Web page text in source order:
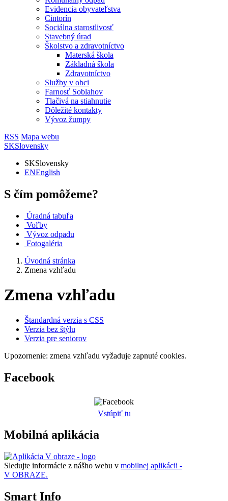
Evidencia obyvateľstva
Cintorín
Sociálna starostlivosť
Stavebný úrad
Školstvo a zdravotníctvo
Materská škola
Základná škola
Zdravotníctvo
Služby v obci
Farnosť Soblahov
Tlačivá na stiahnutie
Dôležité kontakty
Vývoz žumpy
RSS Mapa webu
SKSlovensky
SKSlovensky
ENEnglish
S čím pomôžeme?
Úradná tabuľa
Voľby
Vývoz odpadu
Fotogaléria
Úvodná stránka
Zmena vzhľadu
Zmena vzhľadu
Štandardná verzia s CSS
Verzia bez štýlu
Verzia pre seniorov
Upozornenie: zmena vzhľadu vyžaduje zapnuté cookies.
Facebook
Vstúpiť tu
Mobilná aplikácia
Sledujte informácie z nášho webu v mobilnej aplikácii -
V OBRAZE.
Smart Info